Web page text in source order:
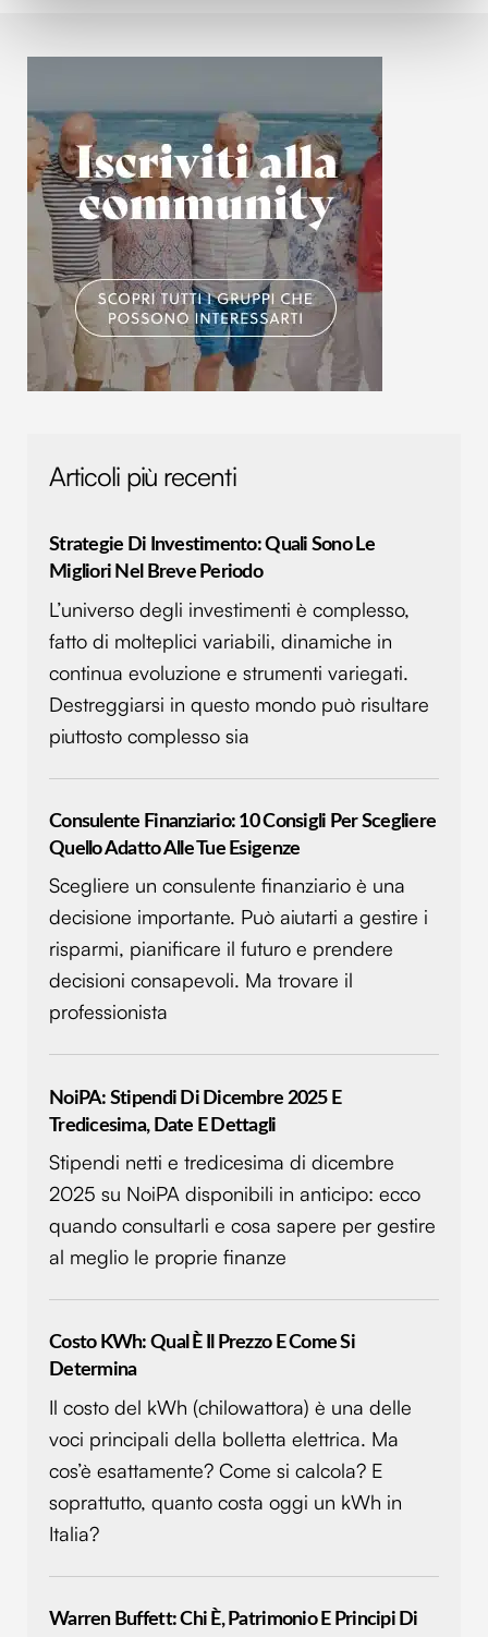
Approfondisci come vengono elaborati i tuoi dati personali
modificare o ritirare il tuo consenso in qualsiasi momento
dalla Dichiarazione sui cookie.
Utilizziamo i cookie per personalizzare contenuti ed
annunci, per fornire funzionalità dei social media e per
analizzare il nostro traffico. Condividiamo inoltre
informazioni sul modo in cui utilizzi il nostro sito con i
nostri partner che si occupano di analisi dei dati web,
pubblicità e social media, i quali potrebbero combinarle
con altre informazioni che hai fornito loro o che hanno
raccolto dal tuo utilizzo dei loro servizi.
Articoli più recenti
Strategie Di Investimento: Quali Sono Le
Migliori Nel Breve Periodo
L’universo degli investimenti è complesso,
fatto di molteplici variabili, dinamiche in
continua evoluzione e strumenti variegati.
Destreggiarsi in questo mondo può risultare
piuttosto complesso sia
Consulente Finanziario: 10 Consigli Per Scegliere
Quello Adatto Alle Tue Esigenze
Scegliere un consulente finanziario è una
decisione importante. Può aiutarti a gestire i
risparmi, pianificare il futuro e prendere
decisioni consapevoli. Ma trovare il
professionista
NoiPA: Stipendi Di Dicembre 2025 E
Tredicesima, Date E Dettagli
Stipendi netti e tredicesima di dicembre
2025 su NoiPA disponibili in anticipo: ecco
quando consultarli e cosa sapere per gestire
al meglio le proprie finanze
Costo KWh: Qual È Il Prezzo E Come Si
Determina
Il costo del kWh (chilowattora) è una delle
voci principali della bolletta elettrica. Ma
cos’è esattamente? Come si calcola? E
soprattutto, quanto costa oggi un kWh in
Italia?
Warren Buffett: Chi È, Patrimonio E Principi Di